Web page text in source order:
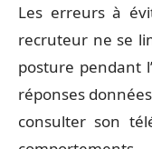
Les erreurs à
recruteur ne se
posture pendant
réponses
consulter son